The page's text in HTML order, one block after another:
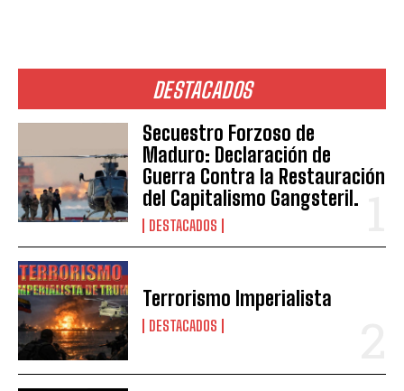
DESTACADOS
Secuestro Forzoso de
Maduro: Declaración de
Guerra Contra la Restauración
del Capitalismo Gangsteril.
DESTACADOS
Terrorismo Imperialista
DESTACADOS